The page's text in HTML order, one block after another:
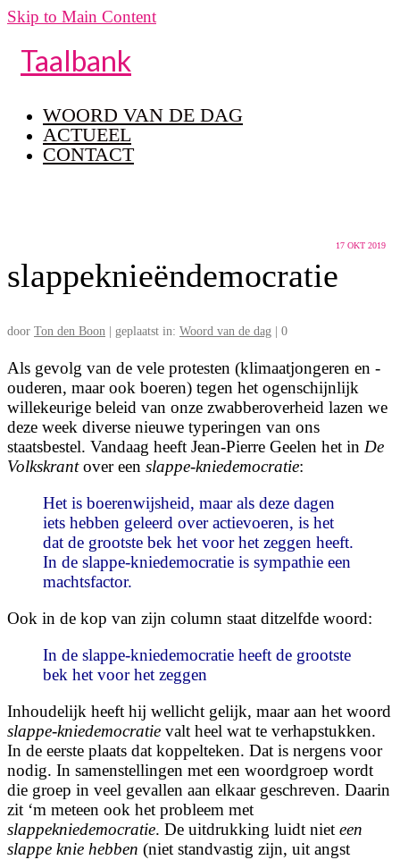
Skip to Main Content
Taalbank
WOORD VAN DE DAG
ACTUEEL
CONTACT
17 OKT 2019
slappeknieëndemocratie
door Ton den Boon | geplaatst in: Woord van de dag | 0
Als gevolg van de vele protesten (klimaatjongeren en -
ouderen, maar ook boeren) tegen het ogenschijnlijk
willekeurige beleid van onze zwabberoverheid lazen we
deze week diverse nieuwe typeringen van ons
staatsbestel. Vandaag heeft Jean-Pierre Geelen het in De
Volkskrantover een slappe-kniedemocratie:
Het is boerenwijsheid, maar als deze dagen
iets hebben geleerd over actievoeren, is het
dat de grootste bek het voor het zeggen heeft.
In de slappe-kniedemocratie is sympathie een
machtsfactor.
Ook in de kop van zijn column staat ditzelfde woord:
In de slappe-kniedemocratie heeft de grootste
bek het voor het zeggen
Inhoudelijk heeft hij wellicht gelijk, maar aan het woord
slappe-kniedemocratie valt heel wat te verhapstukken.
In de eerste plaats dat koppelteken. Dat is nergens voor
nodig. In samenstellingen met een woordgroep wordt
die groep in veel gevallen aan elkaar geschreven. Daarin
zit ‘m meteen ook het probleem met
slappekniedemocratie. De uitdrukking luidt niet een
slappe knie hebben (niet standvastig zijn, uit angst